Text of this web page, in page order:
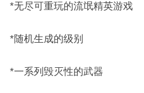
*无尽可重玩的流氓精英游戏
*随机生成的级别
*一系列毁灭性的武器